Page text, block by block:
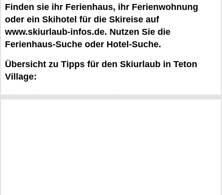
Finden sie ihr Ferienhaus, ihr Ferienwohnung
oder ein Skihotel für die Skireise auf
www.skiurlaub-infos.de. Nutzen Sie die
Ferienhaus-Suche oder Hotel-Suche.
Übersicht zu Tipps für den Skiurlaub in Teton
Village: